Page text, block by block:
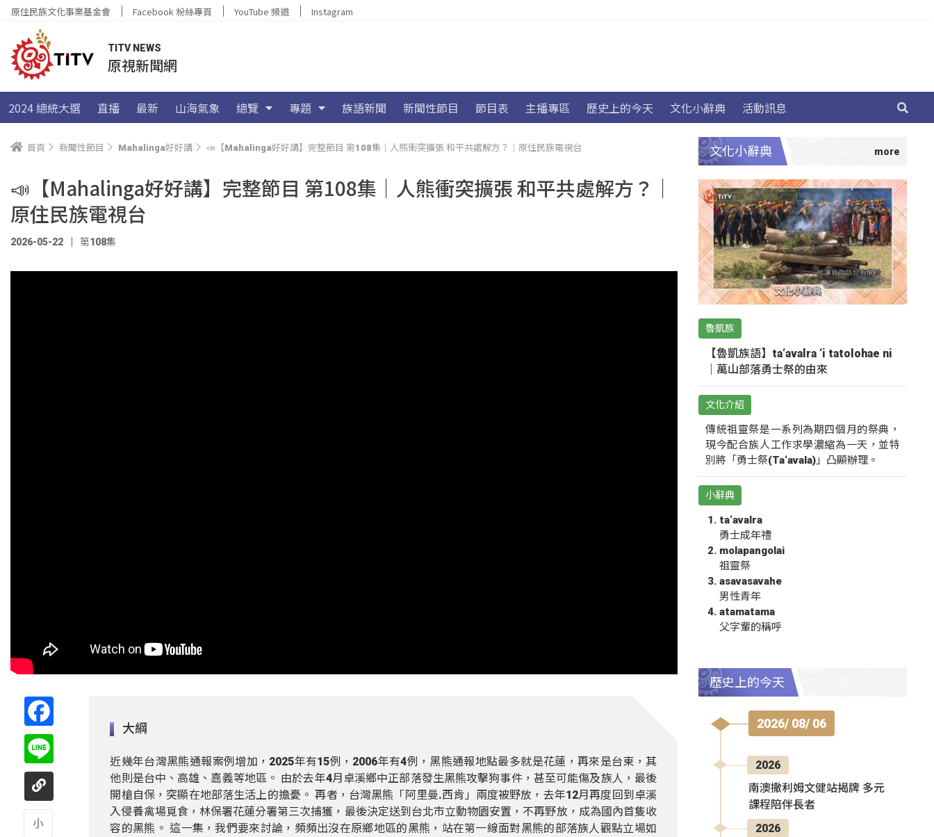
原住民族文化事業基金會 Facebook 粉絲專頁 YouTube 頻道 Instagram
TITV NEWS
原視新聞網
2024 總統大選 直播 最新 山海氣象 總覽 專題 族語新聞 新聞性節目 節目表 主播專區 歷史上的今天 文化小辭典 活動訊息
首頁 新聞性節目 Mahalinga好好講 📣【Mahalinga好好講】完整節目 第108集｜人熊衝突擴張 和平共處解方？​｜原住民族電視台
📣【Mahalinga好好講】完整節目 第108集｜人熊衝突擴張 和平共處解方？​｜
原住民族電視台
2026-05-22 第108集
大綱
近幾年台灣黑熊通報案例增加，2025年有15例，2006年有4例，黑熊通報地點最多就是花蓮，再來是台東，其
他則是台中、高雄、嘉義等地區。 由於去年4月卓溪鄉中正部落發生黑熊攻擊狗事件，甚至可能傷及族人，最後
開槍自保，突顯在地部落生活上的擔憂。 再者，台灣黑熊「阿里曼.西肯」兩度被野放，去年12月再度回到卓溪
入侵養禽場覓食，林保署花蓮分署第三次捕獲，最後決定送到台北市立動物園安置，不再野放，成為國內首隻收
容的黑熊。 這一集，我們要來討論，頻頻出沒在原鄉地區的黑熊，站在第一線面對黑熊的部落族人觀點立場如
文化小辭典
魯凱族
【魯凱族語】ta‘avalra ‘i tatolohae ni
｜萬山部落勇士祭的由來
文化介紹
傳統祖靈祭是一系列為期四個月的祭典，
現今配合族人工作求學濃縮為一天，並特
別將「勇士祭(Ta‘avala)」凸顯辦理。
小辭典
ta‘avalra
勇士成年禮
molapangolai
祖靈祭
asavasavahe
男性青年
atamatama
父字輩的稱呼
歷史上的今天
2026/ 08/ 06
2026
南澳撒利姆文健站揭牌 多元
課程陪伴長者
2026